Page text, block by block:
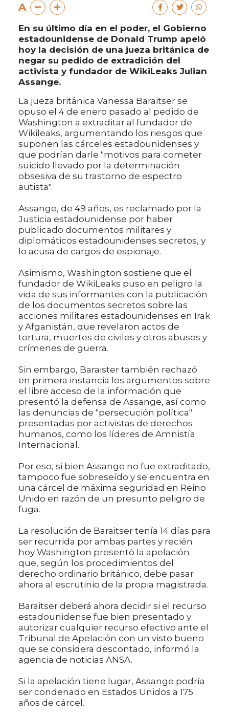
A
En su último día en el poder, el Gobierno
estadounidense de Donald Trump apeló
hoy la decisión de una jueza británica de
negar su pedido de extradición del
activista y fundador de WikiLeaks Julian
Assange.
La jueza británica Vanessa Baraitser se
opuso el 4 de enero pasado al pedido de
Washington a extraditar al fundador de
Wikileaks, argumentando los riesgos que
suponen las cárceles estadounidenses y
que podrían darle "motivos para cometer
suicido llevado por la determinación
obsesiva de su trastorno de espectro
autista".
Assange, de 49 años, es reclamado por la
Justicia estadounidense por haber
publicado documentos militares y
diplomáticos estadounidenses secretos, y
lo acusa de cargos de espionaje.
Asimismo, Washington sostiene que el
fundador de WikiLeaks puso en peligro la
vida de sus informantes con la publicación
de los documentos secretos sobre las
acciones militares estadounidenses en Irak
y Afganistán, que revelaron actos de
tortura, muertes de civiles y otros abusos y
crímenes de guerra.
Sin embargo, Baraister también rechazó
en primera instancia los argumentos sobre
el libre acceso de la información que
presentó la defensa de Assange, así como
las denuncias de "persecución política"
presentadas por activistas de derechos
humanos, como los líderes de Amnistía
Internacional.
Por eso, si bien Assange no fue extraditado,
tampoco fue sobreseído y se encuentra en
una cárcel de máxima seguridad en Reino
Unido en razón de un presunto peligro de
fuga.
La resolución de Baraitser tenía 14 días para
ser recurrida por ambas partes y recién
hoy Washington presentó la apelación
que, según los procedimientos del
derecho ordinario británico, debe pasar
ahora al escrutinio de la propia magistrada.
Baraitser deberá ahora decidir si el recurso
estadounidense fue bien presentado y
autorizar cualquier recurso efectivo ante el
Tribunal de Apelación con un visto bueno
que se considera descontado, informó la
agencia de noticias ANSA.
Si la apelación tiene lugar, Assange podría
ser condenado en Estados Unidos a 175
años de cárcel.